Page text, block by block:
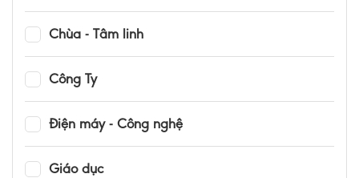
Chùa - Tâm linh
Công Ty
Điện máy - Công nghệ
Giáo dục